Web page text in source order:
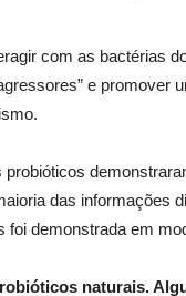
com as bactérias
e promover
das informações
foi demonstrada em
naturais.